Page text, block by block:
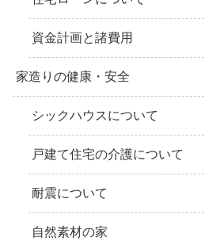
資金計画と諸費用
家造りの健康・安全
シックハウスについて
戸建て住宅の介護について
耐震について
自然素材の家